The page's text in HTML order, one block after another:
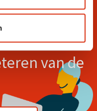
werken
van de